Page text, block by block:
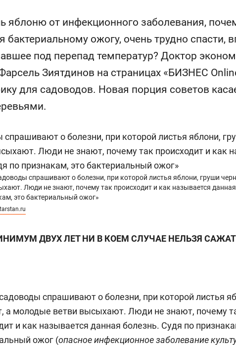
яблоню от инфекционного заболевания,
бактериальному ожогу, очень трудно спасти,
под перепад температур? Доктор
Зиятдинов на страницах «БИЗНЕС
для садоводов. Новая порция советов
спрашивают о болезни, при которой листья яблони, груши
Люди не знают, почему так происходит и как называется
это бактериальный ожог»
ДВУХ ЛЕТ НИ В КОЕМ СЛУЧАЕ НЕЛЬЗЯ
спрашивают о болезни, при которой листья
а молодые ветви высыхают. Люди не знают, почему
и как называется данная болезнь. Судя по
ожог (опасное инфекционное заболевание
дикой
Мексика, рок-концерт